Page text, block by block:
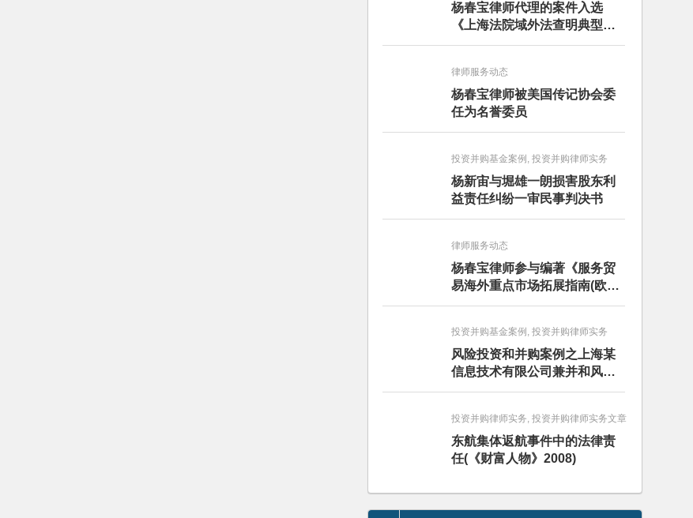
杨春宝律师代理的案件入选
《上海法院域外法查明典型案
例》
律师服务动态
杨春宝律师被美国传记协会委
任为名誉委员
投资并购基金案例, 投资并购律师实务
杨新宙与堀雄一朗损害股东利
益责任纠纷一审民事判决书
律师服务动态
杨春宝律师参与编著《服务贸
易海外重点市场拓展指南(欧洲
卷·意大利)》
投资并购基金案例, 投资并购律师实务
风险投资和并购案例之上海某
信息技术有限公司兼并和风险
投资服务
投资并购律师实务, 投资并购律师实务文章
东航集体返航事件中的法律责
任(《财富人物》2008)